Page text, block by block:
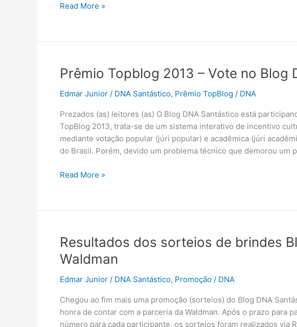
Blog
é
100
Read More »
Prêmio Topblog 2013 – Vote no Blog
Edmar Junior / DNA Santástico, Prêmio TopBlog / DNA
Prezados (as) leitores (as) O Blog DNA Santástico está
TopBlog 2013, trata-se de um sistema interativo de incentivo
mediante votação popular (júri popular) e acadêmica (júri
do Brasil. Porém, devido um problema técnico que demorou um
Prêmio
–
no
Blog
DNA
Read More »
Resultados dos sorteios de brindes
Waldman
Edmar Junior / DNA Santástico, Promoção / DNA
Chegou ao fim mais uma promoção (sorteios) do Blog DNA
honra de contar com a parceria da Waldman. Após o prazo para
número para cada participante, os sorteios foram realizados via